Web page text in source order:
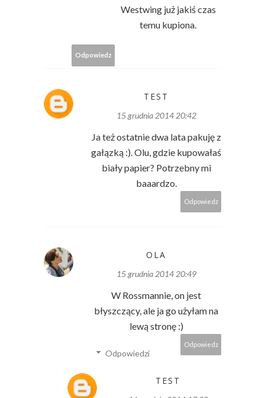
Westwing już jakiś czas
temu kupiona.
Odpowiedz
TEST
15 grudnia 2014 20:42
Ja też ostatnie dwa lata pakuję z
gałązką :). Olu, gdzie kupowałaś
biały papier? Potrzebny mi
baaardzo.
Odpowiedz
OLA
15 grudnia 2014 20:49
W Rossmannie, on jest
błyszczący, ale ja go użyłam na
lewą stronę :)
Odpowiedz
Odpowiedzi
TEST